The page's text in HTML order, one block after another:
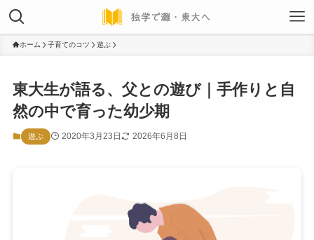
ホーム 子育てのコツ 遊ぶ
東大生が語る、父との遊び｜手作りと自
然の中で育った幼少期
遊ぶ 2020年3月23日 2026年6月8日